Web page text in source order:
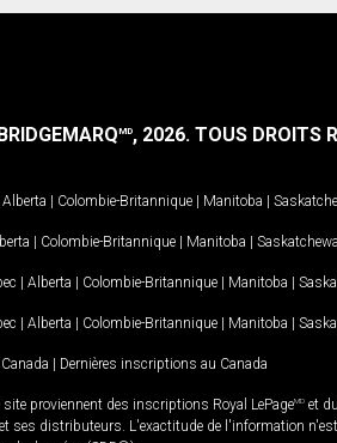
MD, 2026. TOUS DROITS
Alberta | Colombie-Britannique | Manitoba |
| Colombie-Britannique | Manitoba |
| Alberta | Colombie-Britannique | Manitoba |
| Alberta | Colombie-Britannique | Manitoba |
| Dernières inscriptions au Canada
proviennent des inscriptions Royal LePageMD et
ses distributeurs. L'exactitude de l'information